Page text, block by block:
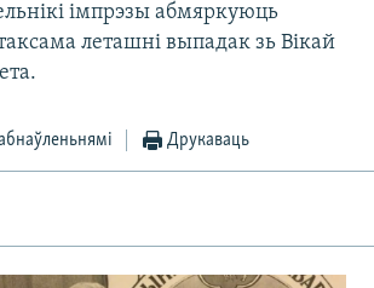
імпрэзы абмяркуюць
леташні выпадак зь Вікай
Друкаваць